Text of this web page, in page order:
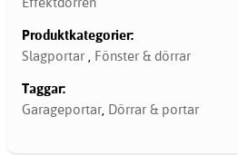
Produktkategorier:
Slagportar , Fönster & dörrar
Taggar:
Garageportar, Dörrar & portar